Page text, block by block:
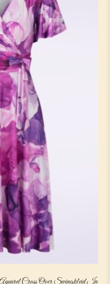
Cross Over Swingkleid In